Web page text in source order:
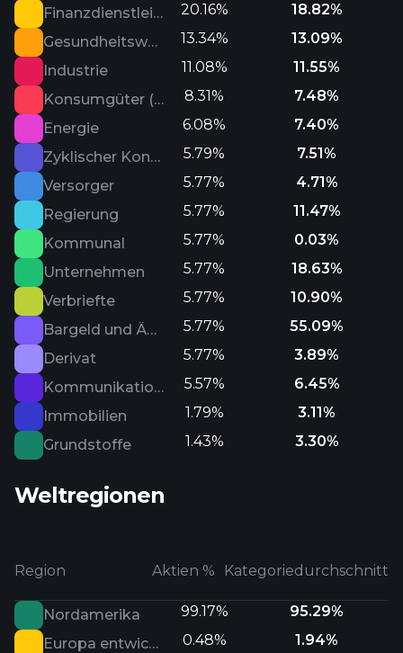
Finanzdienstleister
20.16%
18.82%
Gesundheitswesen
13.34%
13.09%
Industrie
11.08%
11.55%
Konsumgüter (defensiv)
8.31%
7.48%
Energie
6.08%
7.40%
Zyklischer Konsum
5.79%
7.51%
Versorger
5.77%
4.71%
Regierung
5.77%
11.47%
Kommunal
5.77%
0.03%
Unternehmen
5.77%
18.63%
Verbriefte
5.77%
10.90%
Bargeld und Äquivalente
5.77%
55.09%
Derivat
5.77%
3.89%
Kommunikationsdienste
5.57%
6.45%
Immobilien
1.79%
3.11%
Grundstoffe
1.43% 3.30%
Weltregionen
Region Aktien % Kategoriedurchschnitt
Nordamerika 99.17%
95.29%
Europa entwickelt
0.48%
1.94%